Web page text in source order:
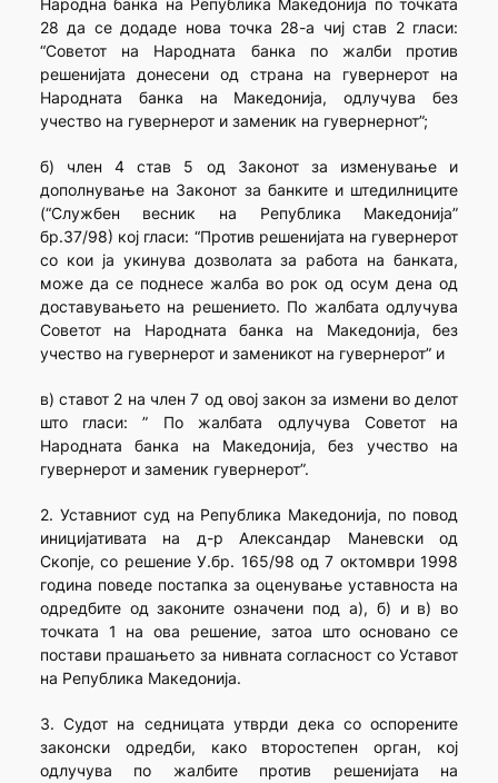
Народна банка на Република Македонија по точката
28 да се додаде нова точка 28-а чиј став 2 гласи:
“Советот на Народната банка по жалби против
решенијата донесени од страна на гувернерот на
Народната банка на Македонија, одлучува без
учество на гувернерот и заменик на гувернернот”;
б) член 4 став 5 од Законот за изменување и
дополнување на Законот за банките и штедилниците
(“Службен весник на Република Македонија”
бр.37/98) кој гласи: “Против решенијата на гувернерот
со кои ја укинува дозволата за работа на банката,
може да се поднесе жалба во рок од осум дена од
доставувањето на решението. По жалбата одлучува
Советот на Народната банка на Македонија, без
учество на гувернерот и заменикот на гувернерот” и
в) ставот 2 на член 7 од овој закон за измени во делот
што гласи: ” По жалбата одлучува Советот на
Народната банка на Македонија, без учество на
гувернерот и заменик гувернерот”.
2. Уставниот суд на Република Македонија, по повод
иницијативата на д-р Александар Маневски од
Скопје, со решение У.бр. 165/98 од 7 октомври 1998
година поведе постапка за оценување уставноста на
одредбите од законите означени под а), б) и в) во
точката 1 на ова решение, затоа што основано се
постави прашањето за нивната согласност со Уставот
на Република Македонија.
3. Судот на седницата утврди дека со оспорените
законски одредби, како второстепен орган, кој
одлучува по жалбите против решенијата на